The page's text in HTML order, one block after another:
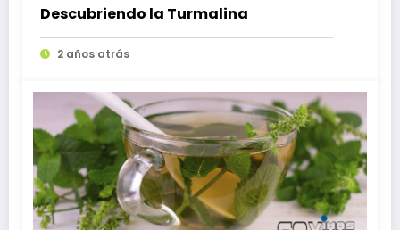
Descubriendo la Turmalina
2 años atrás